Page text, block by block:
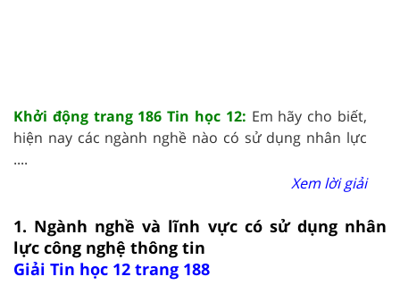
Khởi động trang 186 Tin học 12: Em hãy cho biết,
hiện nay các ngành nghề nào có sử dụng nhân lực
....
Xem lời giải
1. Ngành nghề và lĩnh vực có sử dụng nhân
lực công nghệ thông tin
Giải Tin học 12 trang 188